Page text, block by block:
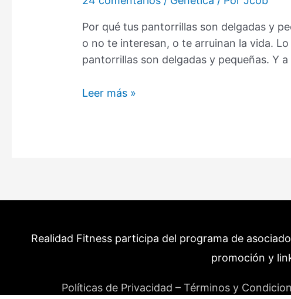
Por qué tus pantorrillas son delgadas y
o no te interesan, o te arruinan la vida.
pantorrillas son delgadas y pequeñas. Y
Por
Leer más »
Realidad Fitness participa del programa de
promoción y
Políticas de Privacidad – Términos y